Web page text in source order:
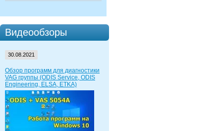
Видеообзоры
30.08.2021
Обзор программ для диагностики
VAG группы (ODIS Service, ODIS
Engineering, ELSA, ETKA)